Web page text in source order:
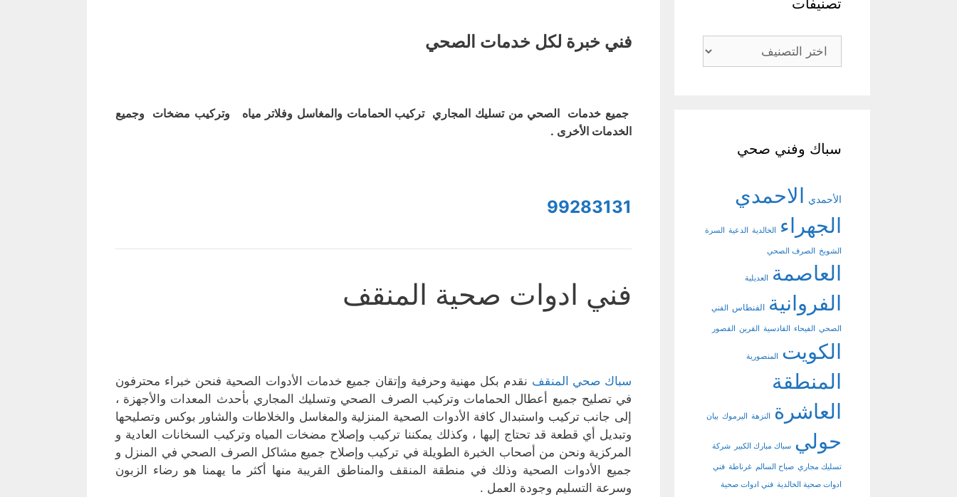
فني خبرة لكل خدمات الصحي
جميع خدمات الصحي من تسليك المجاري تركيب الحمامات والمغاسل وفلاتر مياه وتركيب مضخات وجميع
الخدمات الأخرى .
99283131
فني ادوات صحية المنقف
سباك صحي المنقف نقدم بكل مهنية وحرفية وإتقان جميع خدمات الأدوات الصحية فنحن خبراء محترفون
في تصليح جميع أعطال الحمامات وتركيب الصرف الصحي وتسليك المجاري بأحدث المعدات والأجهزة ،
إلى جانب تركيب واستبدال كافة الأدوات الصحية المنزلية والمغاسل والخلاطات والشاور بوكس وتصليحها
وتبديل أي قطعة قد تحتاج إليها ، وكذلك يمكننا تركيب وإصلاح مضخات المياه وتركيب السخانات العادية و
المركزية ونحن من أصحاب الخبرة الطويلة في تركيب وإصلاح جميع مشاكل الصرف الصحي في المنزل و
جميع الأدوات الصحية وذلك في منطقة المنقف والمناطق القريبة منها أكثر ما يهمنا هو رضاء الزبون
وسرعة التسليم وجودة العمل .
تصنيفات
تصنيفات
سباك وفني صحي
الأحمدي الاحمدي
الجهراء
الخالدية الدعية السرة
الشويخ الصرف الصحي
العاصمة العديلية
الفروانية الفنطاس الفني
الصحي الفيحاء القادسية القرين القصور
الكويت المنصورية
المنطقة
العاشرة
النزهة اليرموك بيان
حولي سباك مبارك الكبير شركة
تسليك مجاري صباح السالم غرناطة فني
ادوات صحية الخالدية فني ادوات صحية